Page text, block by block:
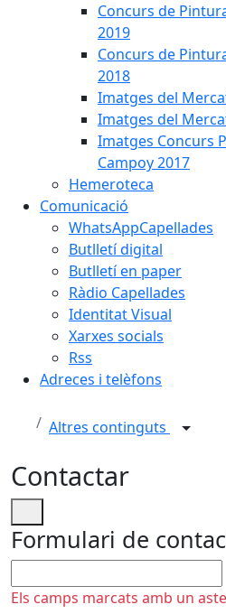
Concurs de
2019
Concurs de
2018
Imatges del
Imatges del
Imatges Concurs
Campoy 2017
Hemeroteca
Comunicació
WhatsAppCapellades
Butlletí digital
Butlletí en paper
Ràdio Capellades
Identitat Visual
Xarxes socials
Rss
Adreces i telèfons
Altres continguts
Contactar
Formulari de
Els camps marcats amb un